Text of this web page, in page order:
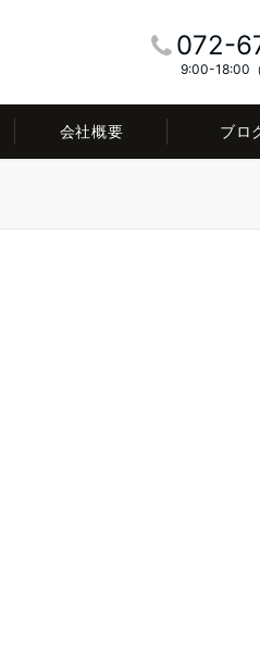
072-
9:00-18:00（
会社概要 ブロ